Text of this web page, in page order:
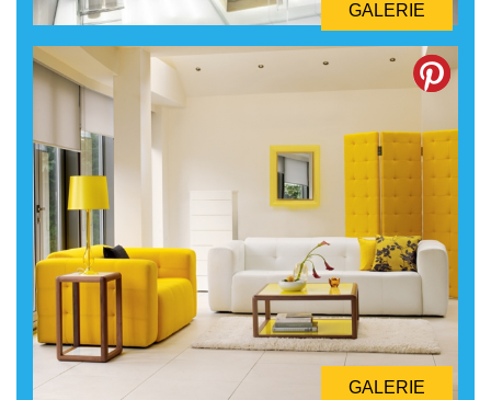
GALERIE
GALERIE